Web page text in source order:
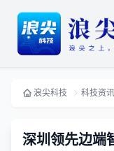
浪尖科技 科技资讯
深圳领先边端